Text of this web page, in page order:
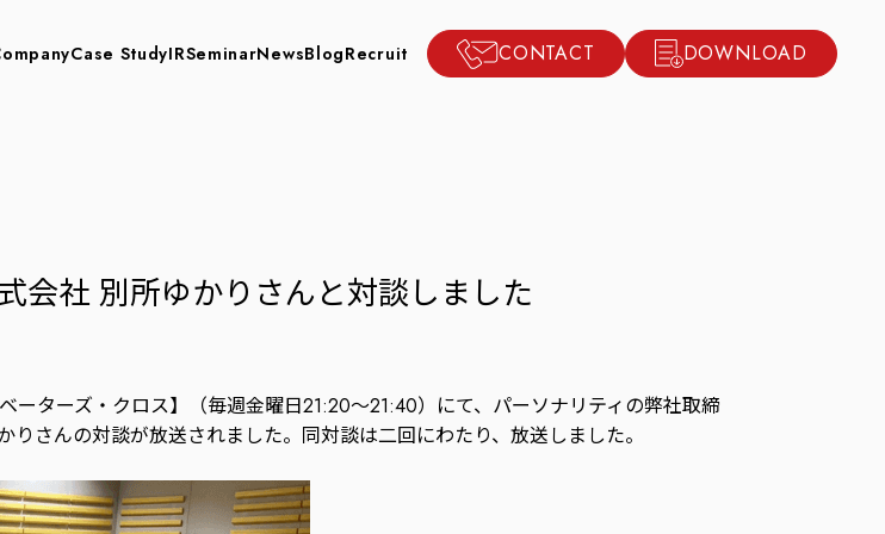
Case StudyIRSeminarNewsBlogRecruit CONTACT DOWNLOAD
会社 別所ゆかりさんと対談しました
ターズ・クロス】（毎週金曜日21:20～21:40）にて、パーソナリティの弊社取締
さんの対談が放送されました。同対談は二回にわたり、放送しました。